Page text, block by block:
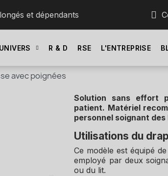
et dépendants
UNIVERS R & D RSE L'ENTREPRISE
avec poignées
Solution sans effort
patient. Matériel
personnel soignant des
Utilisations du
Ce modèle est équipé
employé par deux
ou du lit.